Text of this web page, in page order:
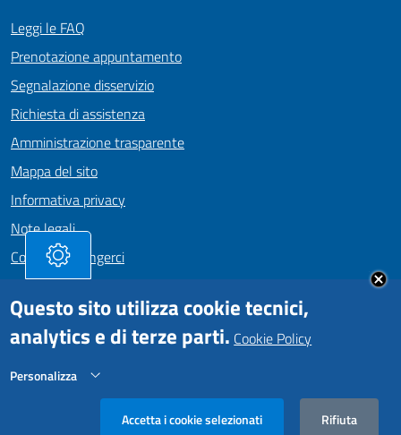
Leggi le FAQ
Prenotazione appuntamento
Segnalazione disservizio
Richiesta di assistenza
Amministrazione trasparente
Mappa del sito
Informativa privacy
Note legali
Come Raggiungerci
Dichiarazione di accessibilità
SEGUICI SU
Facebookhttps://www.instagram.com/comunepositanoofficial/
Comune di Positano • Realizzato da
Questo sito utilizza cookie tecnici,
analytics e di terze parti. Cookie Policy
Personalizza
Accetta i cookie selezionati
Rifiuta
Rifiuta